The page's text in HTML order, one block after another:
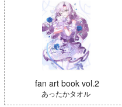
fan art book vol.2
あったかタオル